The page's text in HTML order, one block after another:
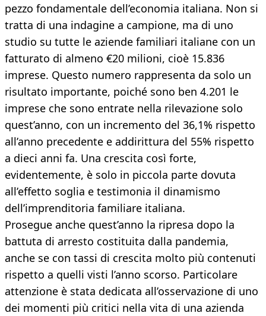
pezzo fondamentale dell’economia italiana. Non si
tratta di una indagine a campione, ma di uno
studio su tutte le aziende familiari italiane con un
fatturato di almeno €20 milioni, cioè 15.836
imprese. Questo numero rappresenta da solo un
risultato importante, poiché sono ben 4.201 le
imprese che sono entrate nella rilevazione solo
quest’anno, con un incremento del 36,1% rispetto
all’anno precedente e addirittura del 55% rispetto
a dieci anni fa. Una crescita così forte,
evidentemente, è solo in piccola parte dovuta
all’effetto soglia e testimonia il dinamismo
dell’imprenditoria familiare italiana.
Prosegue anche quest’anno la ripresa dopo la
battuta di arresto costituita dalla pandemia,
anche se con tassi di crescita molto più contenuti
rispetto a quelli visti l’anno scorso. Particolare
attenzione è stata dedicata all’osservazione di uno
dei momenti più critici nella vita di una azienda